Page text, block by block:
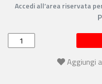
Accedi all’area riservata
Aggiungi